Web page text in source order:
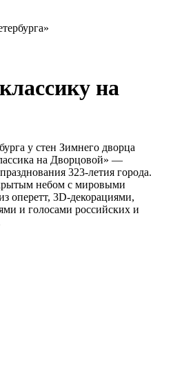
на
у стен Зимнего дворца
на Дворцовой» —
323-летия города.
небом с мировыми
оперетт, 3D-декорациями,
и голосами российских и